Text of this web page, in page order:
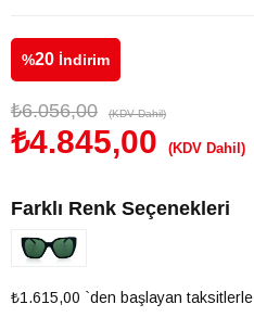
%20 İndirim
₺6.056,00 (KDV Dahil)
₺4.845,00 (KDV Dahil)
Farklı Renk Seçenekleri
₺1.615,00 `den başlayan taksitlerle